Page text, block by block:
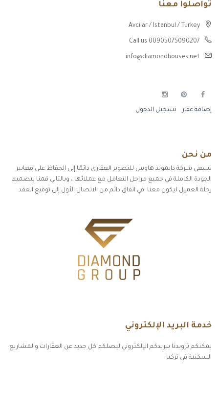
تواصلوا معنا
Avcilar / Istanbul / Turkey
Call us 00905075090207
info@diamondhouses.net
إضافة عقار تسجيل الدخول
من نحن
تسعى شركة دايموند هاوس للتطوير العقاري دائمًا إلى الحفاظ على معايير
الجودة الكاملة في جميع مراحل التعامل مع عملائها ، وبالتالي قمنا بتصميم
رحلة العميل ليكون معنا في اتفاق دائم من الاتصال الأول إلى توقيع العقد
خدمة البريد الإلكتروني
يمكنكم تزويدنا ببريدكم الإلكتروني ليصلكم كل جديد عن العقارات والمشاريع
السكنية في تركيا